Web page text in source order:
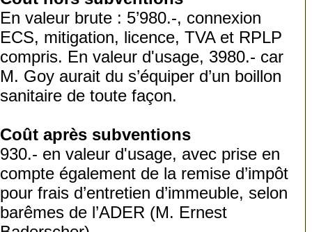
En valeur brute : 5’980.-, connexion
ECS, mitigation, licence, TVA et RPLP
compris. En valeur d'usage, 3980.- car
M. Goy aurait du s’équiper d’un boillon
sanitaire de toute façon.
Coût après subventions
930.- en valeur d'usage, avec prise en
compte également de la remise d’impôt
pour frais d’entretien d’immeuble, selon
barêmes de l’ADER (M. Ernest